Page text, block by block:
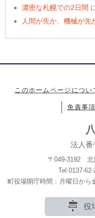
濃密な札幌での2日間
人間が先か、機械が先
このホームページについ
免責事
法人番
〒049-3192 北
Tel:0137-
町役場開庁時間：月曜日か
役